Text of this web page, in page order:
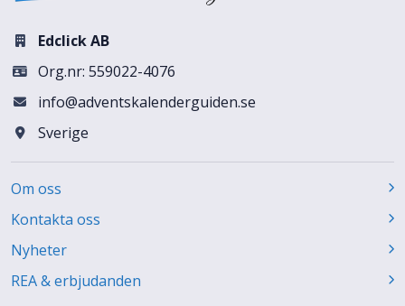
Edclick AB
Org.nr: 559022-4076
info@adventskalenderguiden.se
Sverige
Om oss
Kontakta oss
Nyheter
REA & erbjudanden